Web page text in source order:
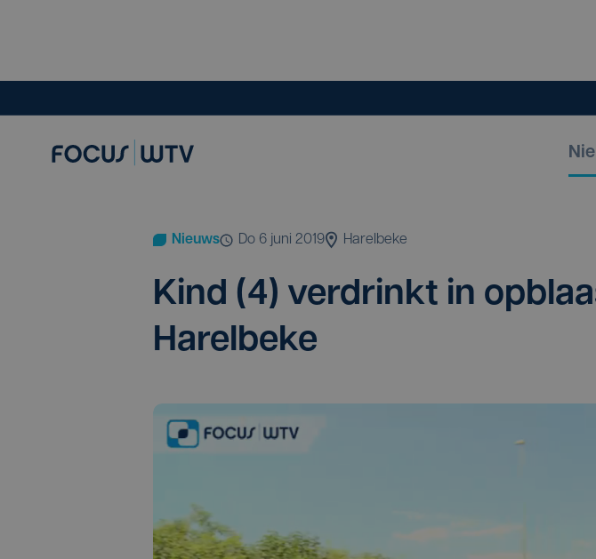
Nieuws do 6 juni 2019 Harelbeke
Kind (4) ver­drinkt in
Harelbeke